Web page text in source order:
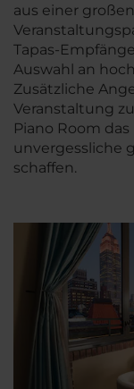
aus einer
Tapas-
Auswahl an
Zusätzliche
Veranstaltung
Piano Room
unvergessliche
schaffen.